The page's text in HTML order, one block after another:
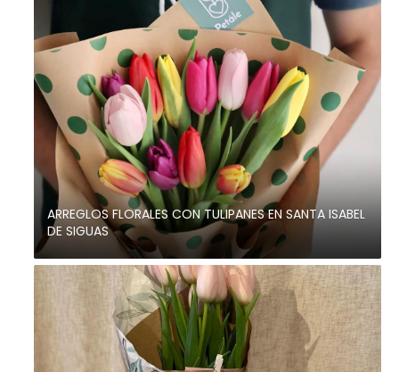
ARREGLOS FLORALES CON TULIPANES EN SANTA ISABEL
DE SIGUAS